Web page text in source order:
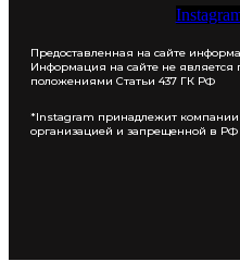
Предоставленная на сайте
Информация на сайте не является
положениями Статьи 437 ГК РФ
*Instagram принадлежит компании
организацией и запрещенной в РФ